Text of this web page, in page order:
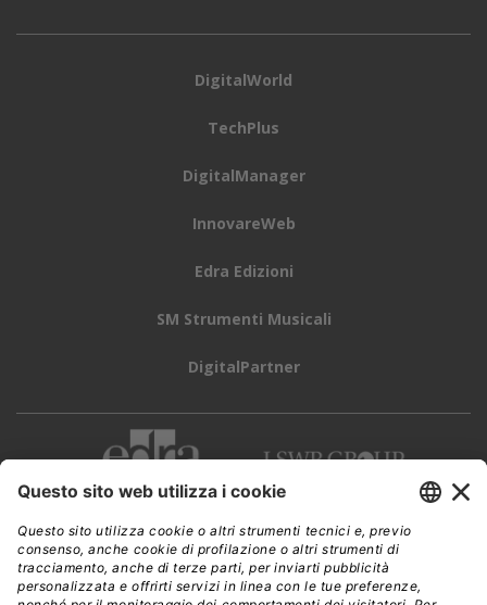
DigitalWorld
TechPlus
DigitalManager
InnovareWeb
Edra Edizioni
SM Strumenti Musicali
DigitalPartner
CWI è una testata giornalistica diEdra Edizioni s.r.l.
Direzione, amministrazione, redazione, pubblicità
Viale Enrico Forlanini 21 - 20134 Milano